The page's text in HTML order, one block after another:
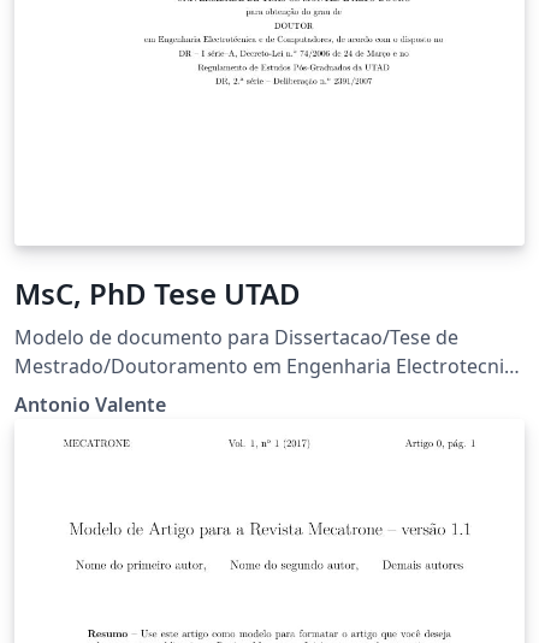
MsC, PhD Tese UTAD
Modelo de documento para Dissertacao/Tese de
Mestrado/Doutoramento em Engenharia Electrotecnica
e de Computadores. Raul Morais, 2007 - 2008 Manuel
Antonio Valente